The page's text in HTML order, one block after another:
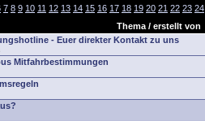
7 8 9 10 11 12 13 14 15 16 17 18 19 20 21 22 23 24
Thema / erstellt von
- Euer direkter Kontakt zu uns
Mitfahrbestimmungen